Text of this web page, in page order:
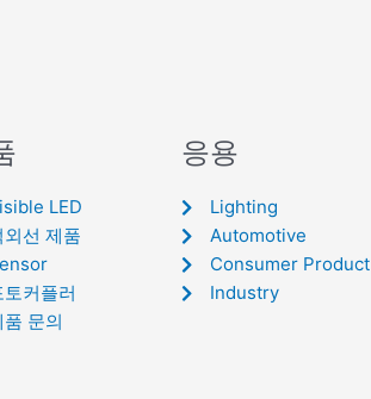
LED
외선 제품
토커플러
품 문의
응용
Lighting
Automotive
Consumer Product
Industry